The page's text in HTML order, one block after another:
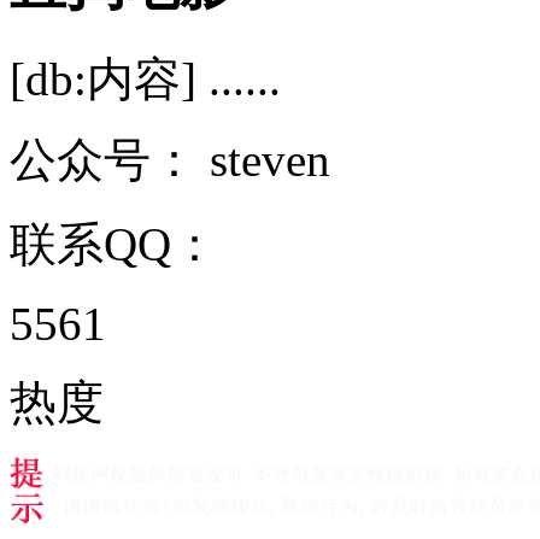
[db:内容] ......
公众号： steven
联系QQ：
5561
热度